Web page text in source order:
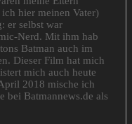
hier meinen Vater)
er selbst war
Nerd. Mit ihm hab
Batman auch im
Dieser Film hat mich
mich auch heute
2018 mische ich
bei Batmannews.de als